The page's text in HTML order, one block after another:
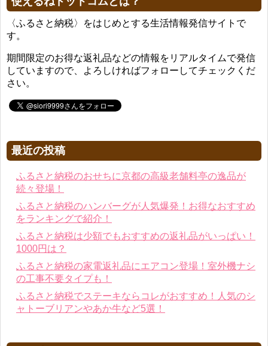
〈ふるさと納税〉をはじめとする生活情報発信サイトで
す。
期間限定のお得な返礼品などの情報をリアルタイムで発信
していますので、よろしければフォローしてチェックくだ
さい。
最近の投稿
ふるさと納税のおせちに京都の高級老舗料亭の逸品が
続々登場！
ふるさと納税のハンバーグが人気爆発！お得なおすすめ
をランキングで紹介！
ふるさと納税は少額でもおすすめの返礼品がいっぱい！
1000円は？
ふるさと納税の家電返礼品にエアコン登場！室外機ナシ
の工事不要タイプも！
ふるさと納税でステーキならコレがおすすめ！人気のシ
ャトーブリアンやあか牛など5選！